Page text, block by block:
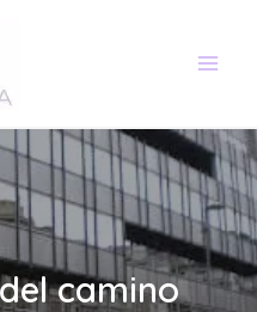
camino